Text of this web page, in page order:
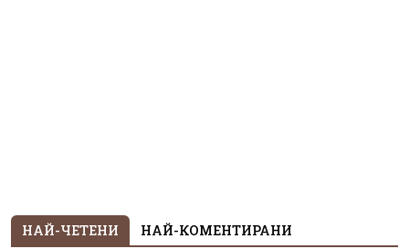
НАЙ-ЧЕТЕНИ НАЙ-КОМЕНТИРАНИ